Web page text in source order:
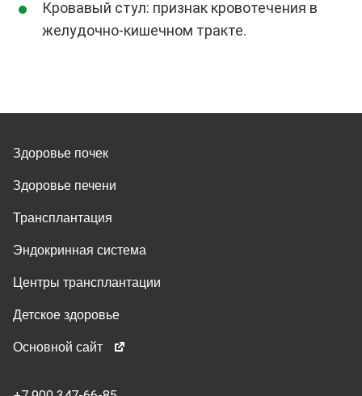
Кровавый стул: признак кровотечения в
желудочно-кишечном тракте.
Здоровье почек
Здоровье печени
Трансплантация
Эндокринная система
Центры трансплантации
Детское здоровье
Основной сайт